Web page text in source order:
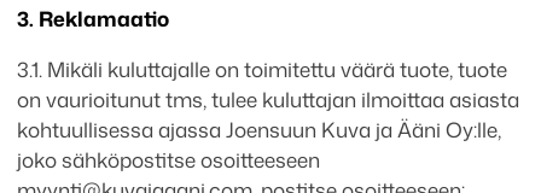
3. Reklamaatio
3.1. Mikäli kuluttajalle on toimitettu väärä tuote, tuote
on vaurioitunut tms, tulee kuluttajan ilmoittaa asiasta
kohtuullisessa ajassa Joensuun Kuva ja Ääni Oy:lle,
joko sähköpostitse osoitteeseen